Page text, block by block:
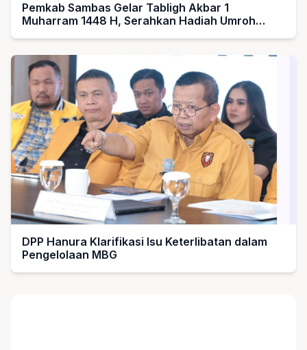
Pemkab Sambas Gelar Tabligh Akbar 1
Muharram 1448 H, Serahkan Hadiah Umroh
DPP Hanura Klarifikasi Isu Keterlibatan dalam
Pengelolaan MBG